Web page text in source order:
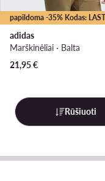
papildoma -35% Kodas: LAST
adidas
Marškinėliai · Balta
21,95€
Rūšiuoti